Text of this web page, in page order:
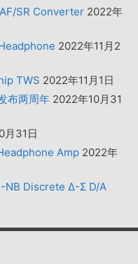
SR Converter 2022年
2022年11月2
TWS 2022年11月1日
布两周年 2022年10月31
月31日
Amp 2022年
NB Discrete Δ-Σ D/A